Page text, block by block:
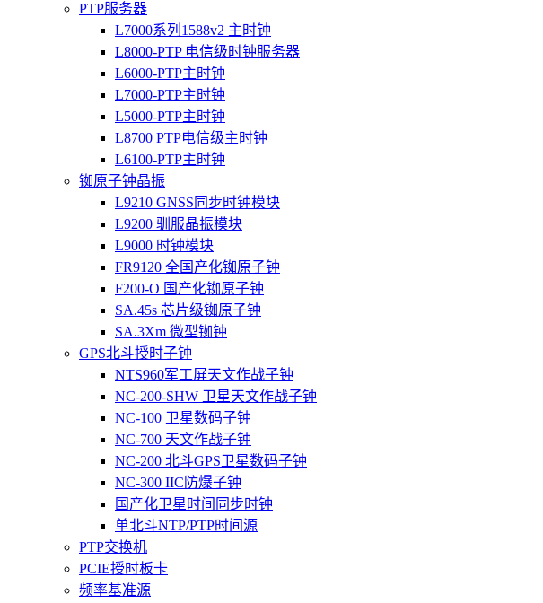
PTP服务器
L7000系列1588v2 主时钟
L8000-PTP 电信级时钟服务器
L6000-PTP主时钟
L7000-PTP主时钟
L5000-PTP主时钟
L8700 PTP电信级主时钟
L6100-PTP主时钟
铷原子钟晶振
L9210 GNSS同步时钟模块
L9200 驯服晶振模块
L9000 时钟模块
FR9120 全国产化铷原子钟
F200-O 国产化铷原子钟
SA.45s 芯片级铷原子钟
SA.3Xm 微型铷钟
GPS北斗授时子钟
NTS960军工屏天文作战子钟
NC-200-SHW 卫星天文作战子钟
NC-100 卫星数码子钟
NC-700 天文作战子钟
NC-200 北斗GPS卫星数码子钟
NC-300 IIC防爆子钟
国产化卫星时间同步时钟
单北斗NTP/PTP时间源
PTP交换机
PCIE授时板卡
频率基准源